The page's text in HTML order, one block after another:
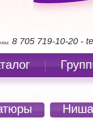
8 705 719-10-20 -